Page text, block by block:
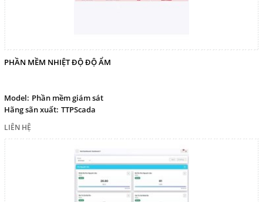
PHẦN MỀM NHIỆT ĐỘ ĐỘ ẨM
Model: Phần mềm giám sát
Hãng sãn xuất: TTPScada
LIÊN HỆ